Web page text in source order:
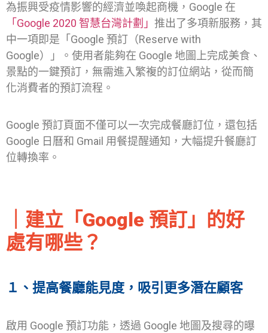
為振興受疫情影響的經濟並喚起商機，Google 在
「Google 2020 智慧台灣計劃」 推出了多項新服務，其
中一項即是「Google 預訂（Reserve with
Google）」。使用者能夠在 Google 地圖上完成美食、
景點的一鍵預訂，無需進入繁複的訂位網站，從而簡
化消費者的預訂流程。
Google 預訂頁面不僅可以一次完成餐廳訂位，還包括
Google 日曆和 Gmail 用餐提醒通知，大幅提升餐廳訂
位轉換率。
｜建立「Google 預訂」的好
處有哪些？
１、 提高餐廳能見度，吸引更多潛在顧客
啟用 Google 預訂功能，透過 Google 地圖及搜尋的曝